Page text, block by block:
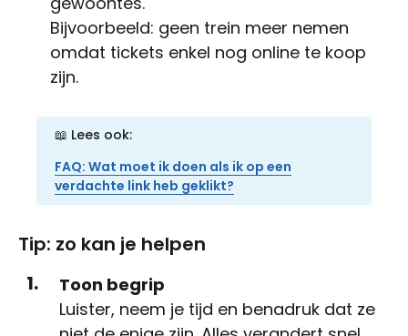
Bijvoorbeeld: geen trein meer nemen
omdat tickets enkel nog online te koop
zijn.
📖 Lees ook:
FAQ: Wat moet ik doen als ik op een
verdachte link heb geklikt?
Tip: zo kan je helpen
Toon begrip
Luister, neem je tijd en benadruk dat ze